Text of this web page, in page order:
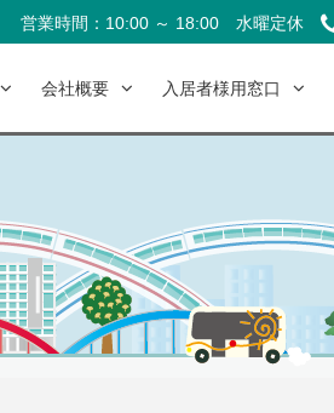
営業時間：10:00 ～ 18:00 水曜定休
会社概要 入居者様用窓口